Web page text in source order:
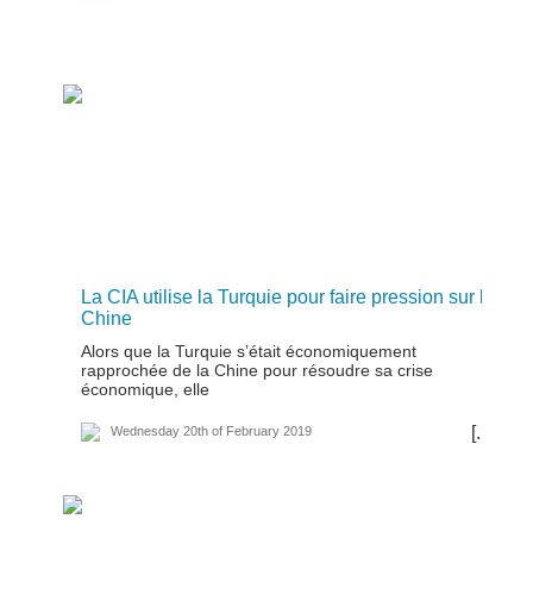
La CIA utilise la Turquie pour faire pression sur la
Chine
Alors que la Turquie s’était économiquement
rapprochée de la Chine pour résoudre sa crise
économique, elle
Wednesday 20th of February 2019 [...]